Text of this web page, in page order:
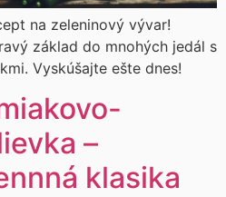
na zeleninový vývar!
základ do mnohých jedál s
Vyskúšajte ešte dnes!
–
klasika